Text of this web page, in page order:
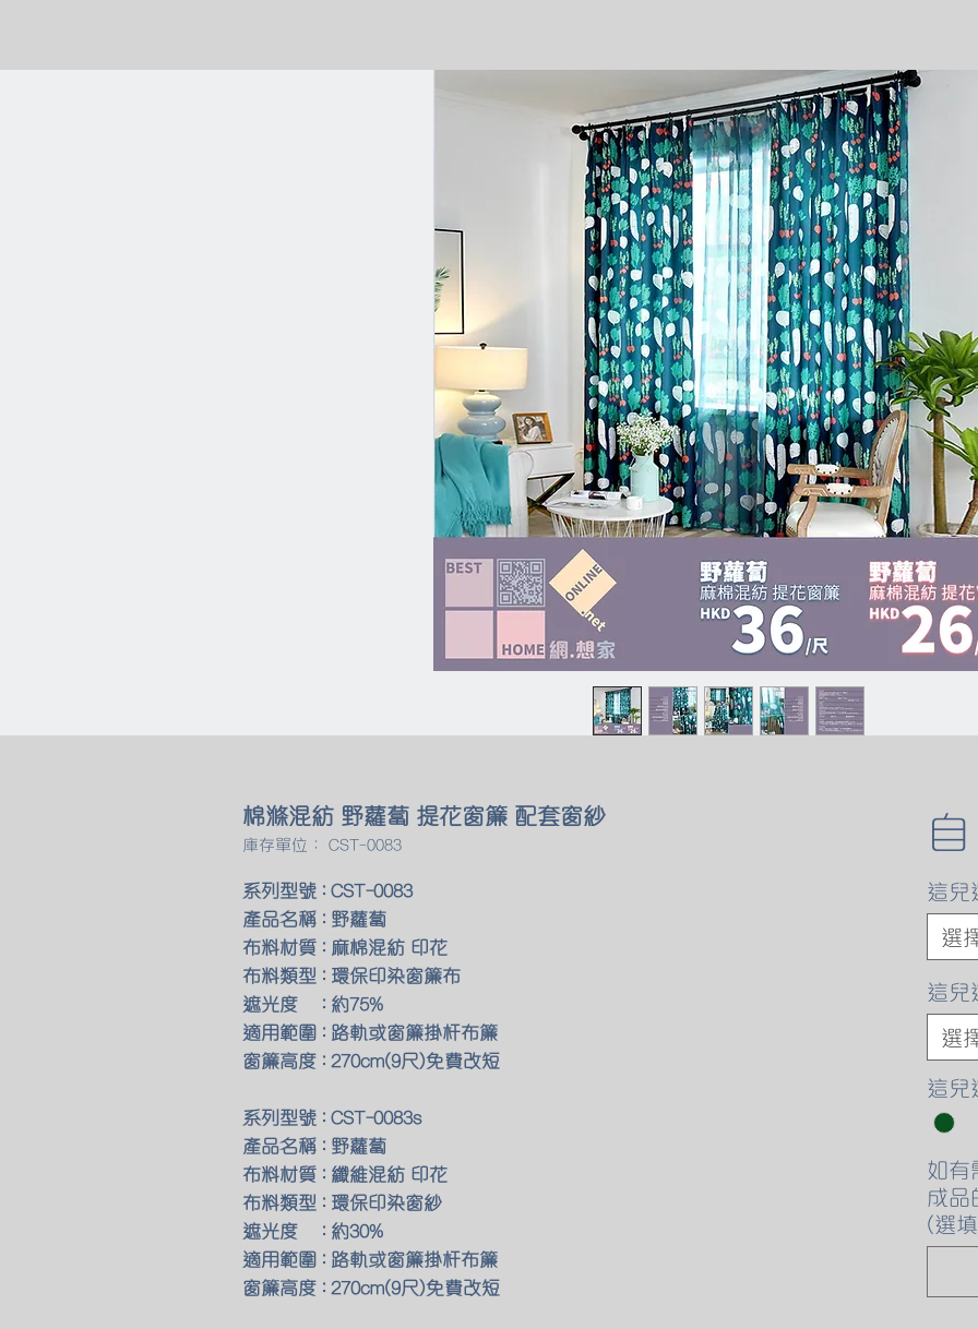
棉滌混紡 野蘿蔔 提花窗簾 配套窗紗
庫存單位： CST-0083
系列型號 : CST-0083
產品名稱 : 野蘿蔔
布料材質 : 麻棉混紡 印花
布料類型 : 環保印染窗簾布
遮光度 : 約75%
適用範圍 : 路軌或窗簾掛杆布簾
窗簾高度 : 270cm(9尺)免費改短
系列型號 : CST-0083s
產品名稱 : 野蘿蔔
布料材質 : 纖維混紡 印花
布料類型 : 環保印染窗紗
遮光度 : 約30%
適用範圍 : 路軌或窗簾掛杆布簾
窗簾高度 : 270cm(9尺)免費改短
自
這兒
選
這兒
選
這兒
如有
成品
(選